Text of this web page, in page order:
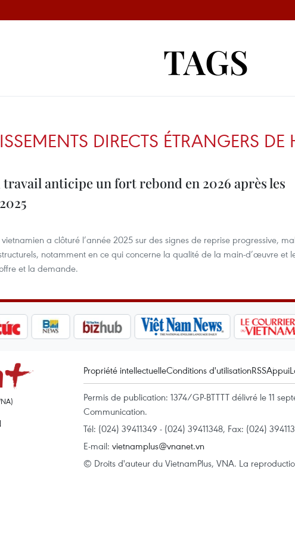
TAGS
DIRECTS ÉTRANGERS
anticipe un fort rebond en 2026 après les
a clôturé l’année 2025 sur des signes de reprise progressive,
notamment en ce qui concerne la qualité de la main-d’œuvre et
et la demande.
Propriété intellectuelleConditions d'utilisationRSSAppui
Permis de publication: 1374/GP-BTTTT délivré le 11
Communication.
Tél: (024) 39411349 - (024) 39411348, Fax: (024)
E-mail: vietnamplus@vnanet.vn
© Droits d'auteur du VietnamPlus, VNA. La